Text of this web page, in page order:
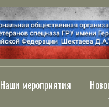
Наши мероприятия